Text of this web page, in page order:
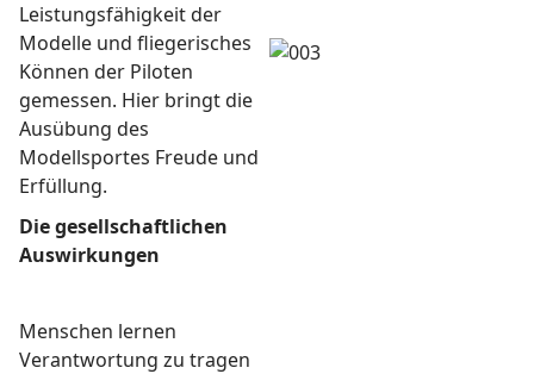
Leistungsfähigkeit der
Modelle und fliegerisches
Können der Piloten
gemessen. Hier bringt die
Ausübung des
Modellsportes Freude und
Erfüllung.
Die gesellschaftlichen
Auswirkungen
Menschen lernen
Verantwortung zu tragen